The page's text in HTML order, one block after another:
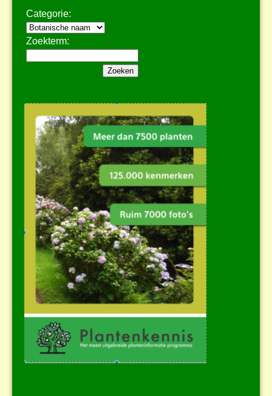
Categorie:
Zoekterm: